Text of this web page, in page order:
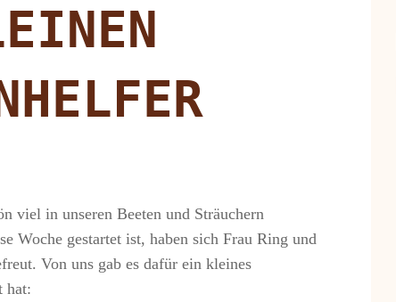
viel in unseren Beeten und Sträuchern
Woche gestartet ist, haben sich Frau Ring und
Von uns gab es dafür ein kleines
hat: